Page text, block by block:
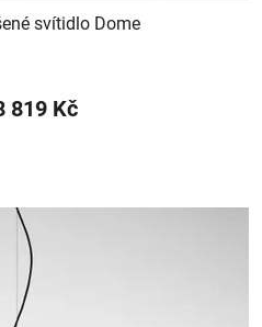
svítidlo Dome
819 Kč